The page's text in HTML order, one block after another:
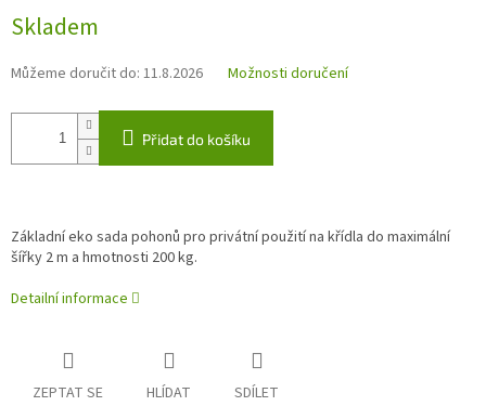
cena:
Skladem
Můžeme doručit do: 11.8.2026 Možnosti doručení
Přidat do košíku
Základní eko sada pohonů pro privátní použití na křídla do maximální
šířky 2 m a hmotnosti 200 kg.
Detailní informace
ZEPTAT SE HLÍDAT SDÍLET